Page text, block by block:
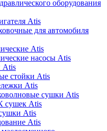
оборудования
Atis
для автомобиля
Atis
насосы Atis
Atis
стойки Atis
Atis
сушки Atis
сушек Atis
Atis
Atis